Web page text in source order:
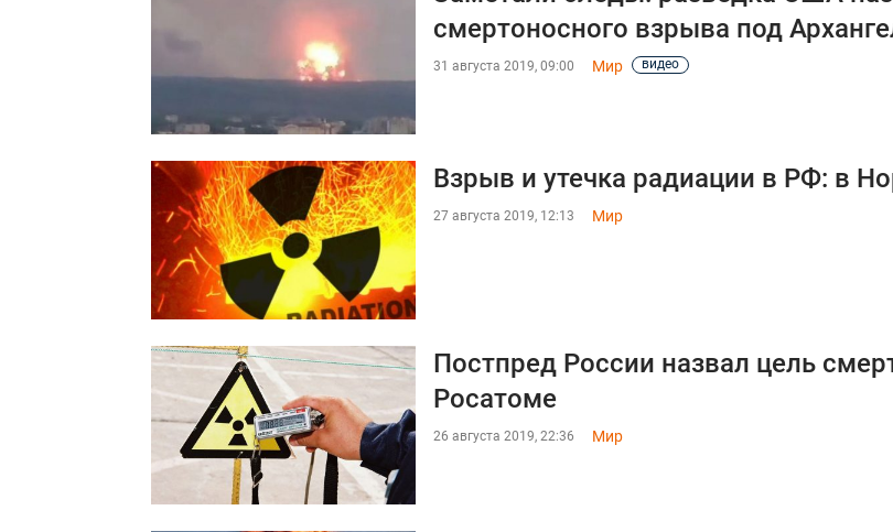
смертоносного взрыва под
31 августа 2019, 09:00 Мир видео
Взрыв и утечка радиации в РФ: в
27 августа 2019, 12:13 Мир
Постпред России назвал цель
Росатоме
26 августа 2019, 22:36 Мир